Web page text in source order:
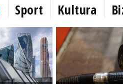
Sport Kultura